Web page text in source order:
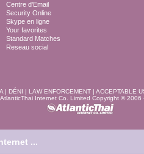
Centre d'Email
Security Online
Skype en ligne
Your favorites
Standard Matches
Reseau social
| DÉNI | LAW ENFORCEMENT | ACCEPTABLE
AtlanticThai Internet Co. Limited Copyright © 2006
...